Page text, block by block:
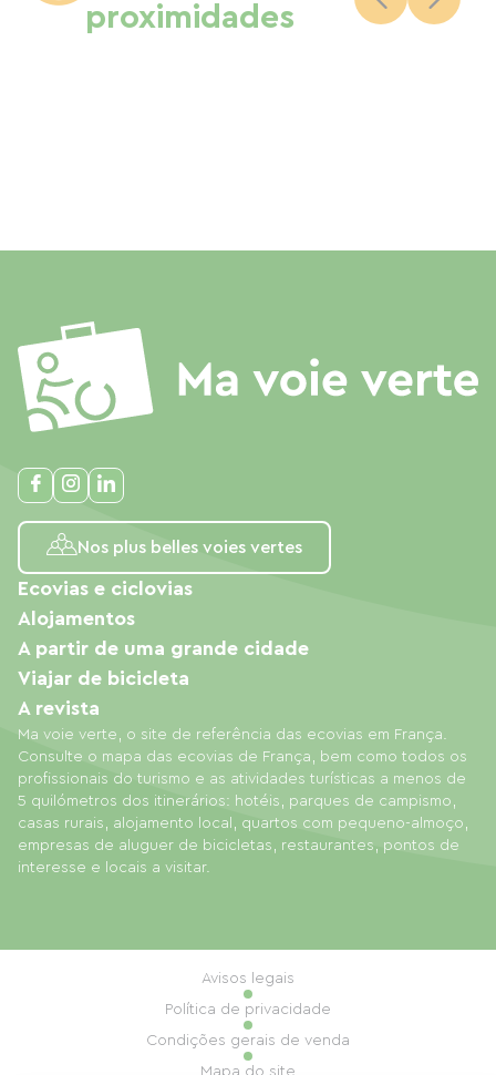
proximidades
Nos plus belles voies vertes
Ma voie verte, o site de referência das ecovias em França.
Consulte o mapa das ecovias de França, bem como todos os
profissionais do turismo e as atividades turísticas a menos de
5 quilómetros dos itinerários: hotéis, parques de campismo,
casas rurais, alojamento local, quartos com pequeno-almoço,
empresas de aluguer de bicicletas, restaurantes, pontos de
interesse e locais a visitar.
Ecovias e ciclovias
Alojamentos
A partir de uma grande cidade
Viajar de bicicleta
A revista
Avisos legais
Política de privacidade
Condições gerais de venda
Mapa do site